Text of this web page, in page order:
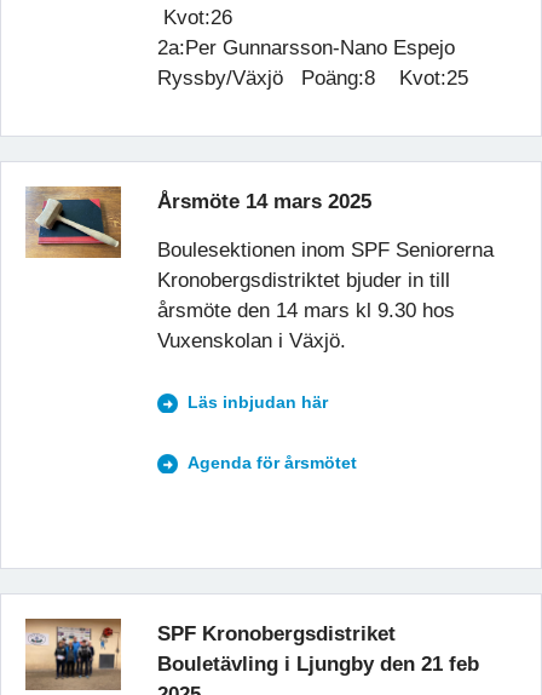
Kvot:26
2a:Per Gunnarsson-Nano Espejo
Ryssby/Växjö Poäng:8 Kvot:25
Årsmöte 14 mars 2025
Boulesektionen inom SPF Seniorerna
Kronobergsdistriktet bjuder in till
årsmöte den 14 mars kl 9.30 hos
Vuxenskolan i Växjö.
Läs inbjudan här
Agenda för årsmötet
SPF Kronobergsdistriket
Bouletävling i Ljungby den 21 feb